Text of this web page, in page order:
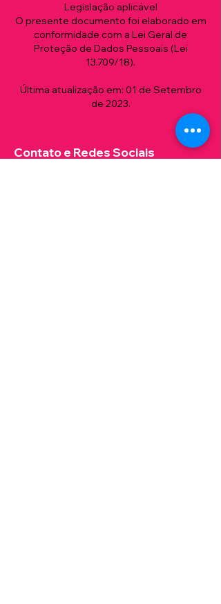
Legislação aplicável
O presente documento foi elaborado em
conformidade com a Lei Geral de
Proteção de Dados Pessoais (Lei
13.709/18).
Última atualização em: 01 de Setembro
de 2023.
Contato e Redes Sociais